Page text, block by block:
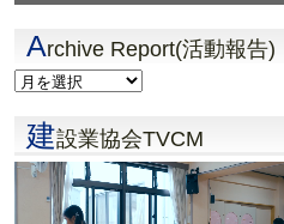
Archive Report(活動報告)
建設業協会TVCM